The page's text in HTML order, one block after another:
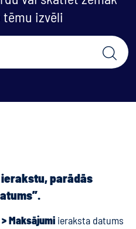
izvēli
parādās
Maksājumi ieraksta datums